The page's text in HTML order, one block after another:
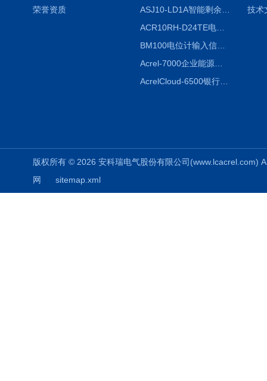
荣誉资质
ACR10RH-D24TE电力仪表外置开口式互感器
BM100电位计输入信号隔离器
Acrel-7000企业能源管控平台
AcrelCloud-6500银行业安全用电能耗云平台
技术
版权所有 © 2026 安科瑞电气股份有限公司
网
sitemap.xml